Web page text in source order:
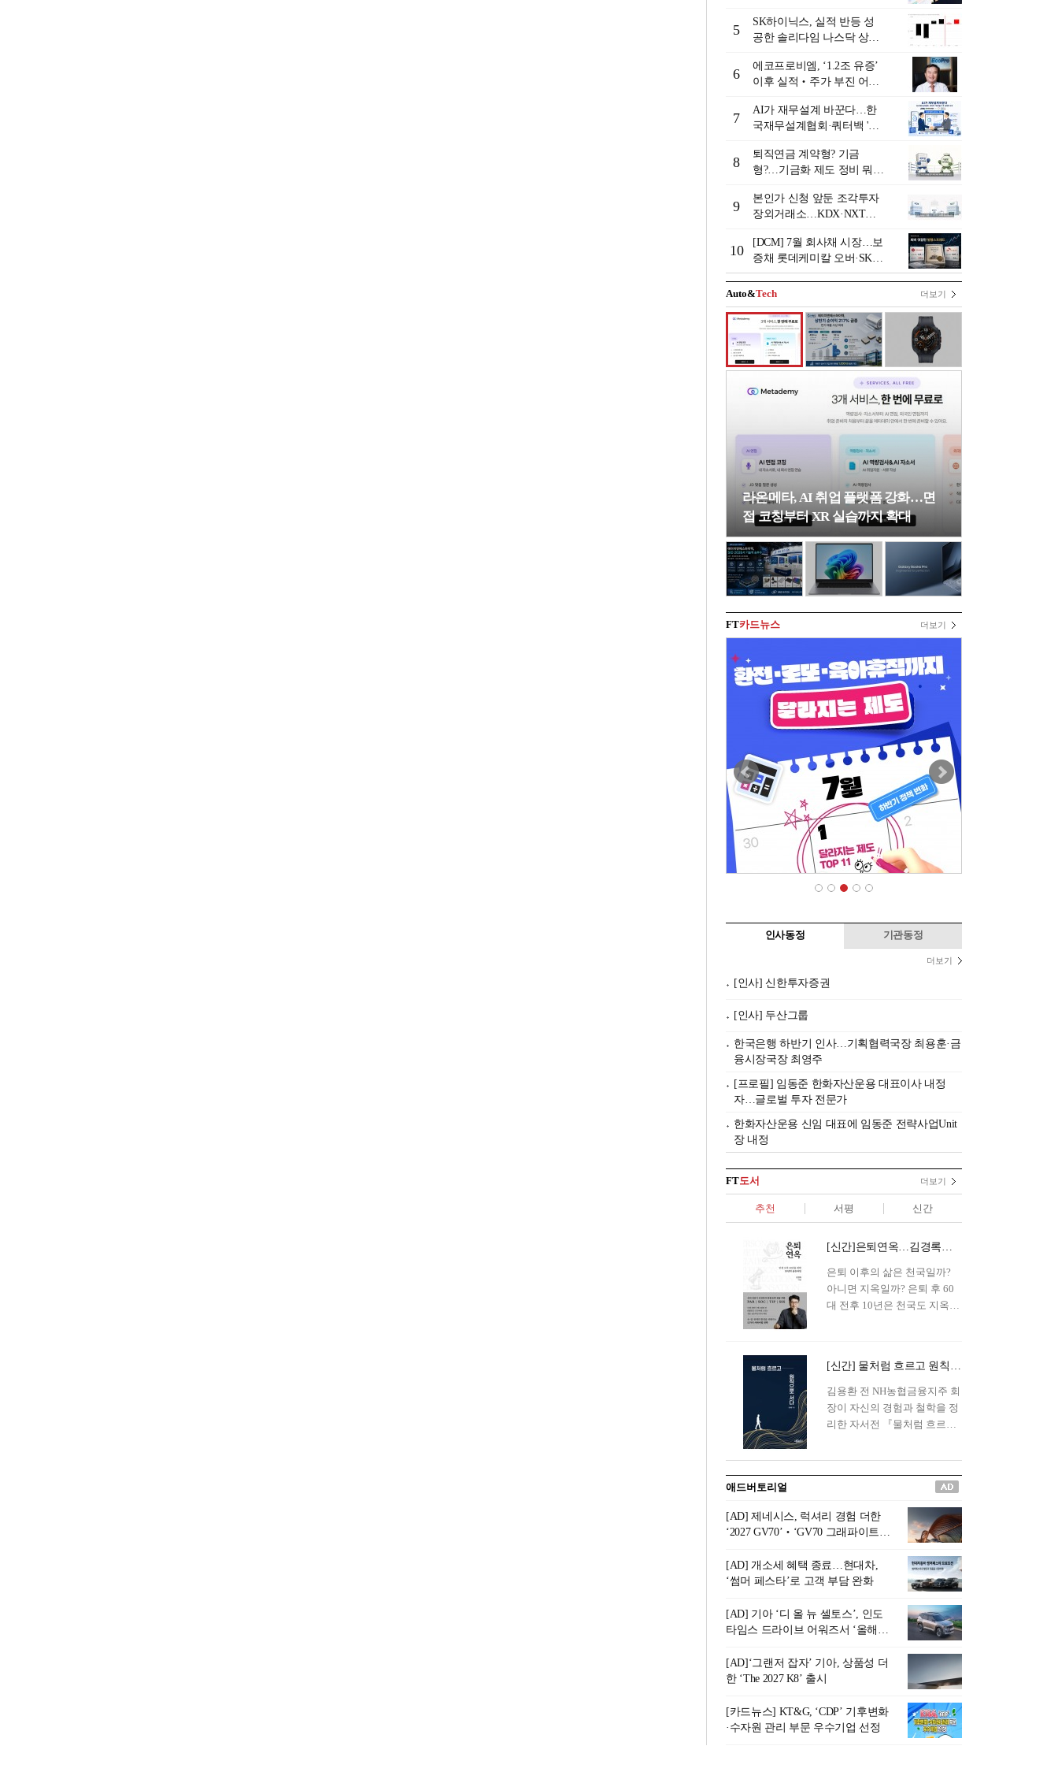
5
SK하이닉스, 실적 반등 성
공한 솔리다임 나스닥 상장
6
에코프로비엠, ‘1.2조 유증’
이후 실적‧주가 부진 어쩌
7
AI가 재무설계 바꾼다…한
국재무설계협회·쿼터백 '베
8
퇴직연금 계약형? 기금
형?…기금화 제도 정비 뭐길
(상)]
9
본인가 신청 앞둔 조각투자
장외거래소…KDX·NXT컨
10
[DCM] 7월 회사채 시장…보
증채 롯데케미칼 오버·SK에
코플랜트 언더 [7월 리뷰①]
Auto&Tech 더보기
라온메타, AI 취업 플랫폼 강화…면
접 코칭부터 XR 실습까지 확대
FT카드뉴스 더보기
인사동정 기관동정
더보기
[인사] 신한투자증권
[인사] 두산그룹
한국은행 하반기 인사…기획협력국장 최용훈·금
융시장국장 최영주
[프로필] 임동준 한화자산운용 대표이사 내정
자…글로벌 투자 전문가
한화자산운용 신임 대표에 임동준 전략사업Unit
장 내정
FT도서 더보기
추천 서평 신간
[신간]은퇴연옥…김경록의 은퇴 후 삶의 나침반
은퇴 이후의 삶은 천국일까?
아니면 지옥일까? 은퇴 후 60
대 전후 10년은 천국도 지옥도
은퇴 설계를 가이드해 온 김경
록 옵투스자산운용의 고문이
신간 『은퇴연옥』을 내놓았
다.단테는 지옥을 '모든 희망을
록 고문은 새로운 시각을 제시
0년의 과도기는 지옥이 아니라
정화와 성장의 공간인 ‘은퇴연
옥(Purgatory)’이라는 것이다.
연옥은 고통스럽지만 끝이 있
으며, 준비를 통해 천국으로 나
아갈 수 있는 희망의 장소라고
말한
[신간] 물처럼 흐르고 원칙으로 서다…김용환의 통찰을 담다
김용환 전 NH농협금융지주 회
장이 자신의 경험과 철학을 정
리한 자서전 『물처럼 흐르고
통 관료 출신으로 한국 금융의
주요 변곡점마다 중요한 역할
을 하고 금융 경영인으로서 큰
족적을 남긴 김 전 회장이 후배
세대에게 전하는 삶의 조언을
담은 인생 노트다.『물처럼 흐
르고 원칙으로 서다』는 단순
한 자서전을 넘어, 실패를 두려
워하지 않는 용기와 자신에 대
한 믿음이 어떻게 삶을 풍요롭
게 만드는지를 보여주는 지혜
의 보고로 평가된다.김용환 전
회장은 “인생의 목표가 크더라
도 조급해하지 말고 작은 것부
터 하나 하나 성취해 나가
라”고 조언한다. 뼈아픈 실패
조차 성공의 뼈대가 된다는 긍
애드버토리얼
[AD] 제네시스, 럭셔리 경험 더한
‘2027 GV70’‧‘GV70 그래파이트’
[AD] 개소세 혜택 종료…현대차,
‘썸머 페스타’로 고객 부담 완화
[AD] 기아 ‘디 올 뉴 셀토스’, 인도
타임스 드라이브 어워즈서 ‘올해의
[AD]‘그랜저 잡자’ 기아, 상품성 더
한 ‘The 2027 K8’ 출시
[카드뉴스] KT&G, ‘CDP’ 기후변화
·수자원 관리 부문 우수기업 선정